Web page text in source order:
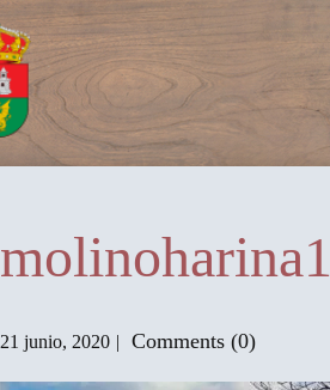
molinoharina1
21 junio, 2020 Comments (0)